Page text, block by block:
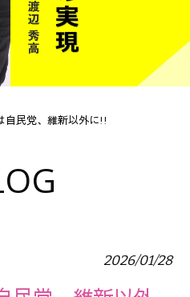
自民党、維新以外に!!
2026/01/28